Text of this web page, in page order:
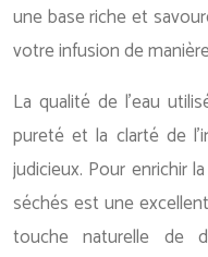
une base riche et
votre infusion de
La qualité de l’eau
pureté et la clarté de
judicieux. Pour enrichir
séchés est une
touche naturelle de